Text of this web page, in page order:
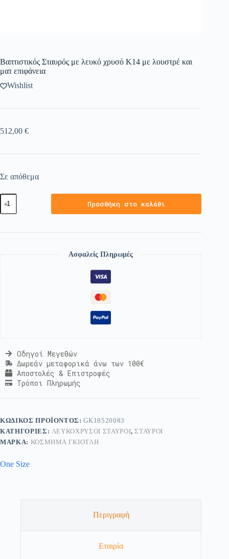
Βαπτιστικός Σταυρός με λευκό χρυσό K14 με λουστρέ και
ματ επιφάνεια
Wishlist
512,00 €
Σε απόθεμα
Προσθήκη στο καλάθι
Ασφαλείς Πληρωμές
Οδηγοί Μεγεθών
Δωρεάν μεταφορικά άνω των 100€
Αποστολές & Επιστροφές
Τρόποι Πληρωμής
ΚΩΔΙΚΌΣ ΠΡΟΪΌΝΤΟΣ:GK18520083
ΚΑΤΗΓΟΡΊΕΣ: ΛΕΥΚΌΧΡΥΣΟΙ ΣΤΑΥΡΟΊ,ΣΤΑΥΡΟΊ
ΜΆΡΚΑ: ΚΟΣΜΗΜΑ ΓΚΙΟΤΛΗ
One Size
Περιγραφή
Εταιρία